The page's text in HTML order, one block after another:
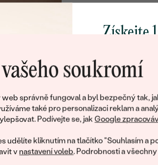
soukromí
web správně fungoval a byl bezpečný tak,
také pro personalizaci reklam a
Podívejte se, jakGoogle
udělíte kliknutím na tlačítko "Souhlasím a
v nastavení voleb. Podrobnosti a
Získejte
poctivě
Jako dárek na
zašleme